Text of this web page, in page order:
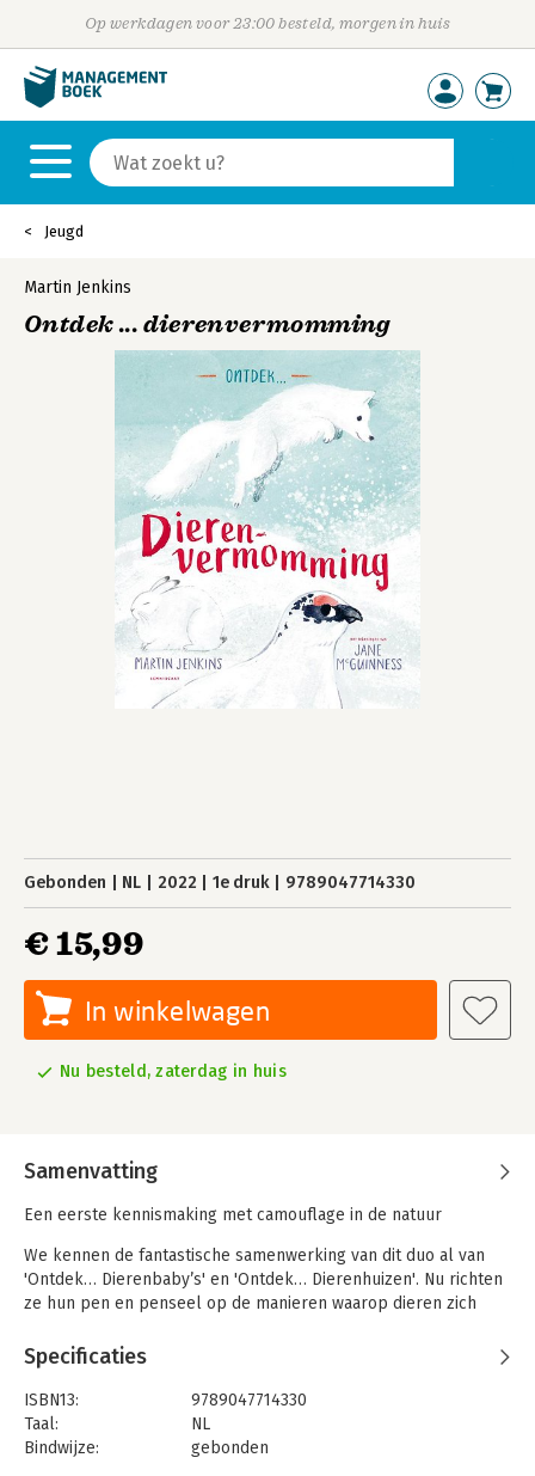
Op werkdagen voor 23:00 besteld, morgen in huis
Jeugd
Martin Jenkins
Ontdek ... dierenvermomming
Gebonden NL 2022 1e druk 9789047714330
€ 15,99
In winkelwagen
Nu besteld, zaterdag in huis
Samenvatting
Een eerste kennismaking met camouflage in de natuur
We kennen de fantastische samenwerking van dit duo al van
'Ontdek… Dierenbaby’s' en 'Ontdek… Dierenhuizen'. Nu richten
ze hun pen en penseel op de manieren waarop dieren zich
Sommige dieren verbergen zich in de woestijn, andere in de
sneeuw – en weer andere verbergen zich juist helemaal niet!
Sommige dieren verbergen zich om te ontsnappen aan dieren
die hen willen opeten terwijl andere zich juist verstoppen om
dieren te verrassen die ze zelf willen opeten. Van insecten die
Specificaties
ISBN13:
9789047714330
Taal:
NL
Bindwijze:
gebonden